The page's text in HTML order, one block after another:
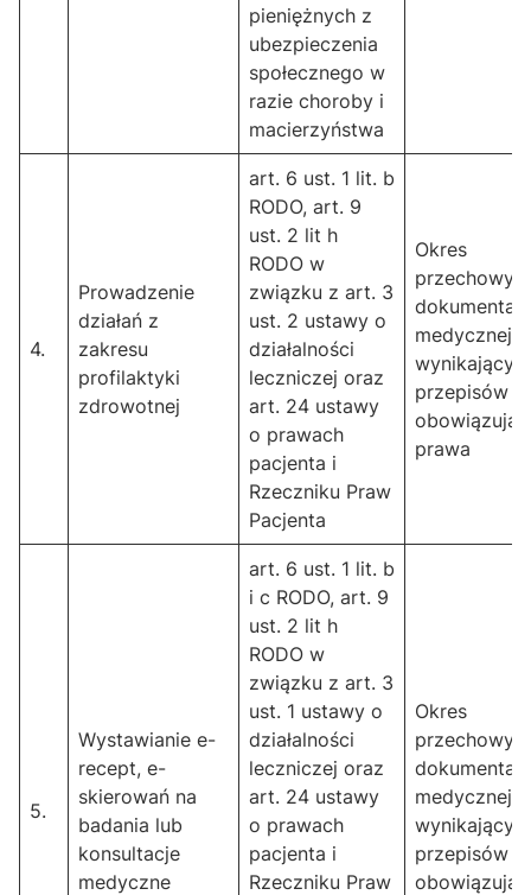
pieniężnych z
ubezpieczenia
społecznego w
razie choroby i
macierzyństwa
4.
Prowadzenie
działań z
zakresu
profilaktyki
zdrowotnej
art. 6 ust. 1 lit. b
RODO, art. 9
ust. 2 lit h
RODO w
związku z art. 3
ust. 2 ustawy o
działalności
leczniczej oraz
art. 24 ustawy
o prawach
pacjenta i
Rzeczniku Praw
Pacjenta
Okres
medycznej
wynikający z
przepisów
prawa
5.
Wystawianie e-
recept, e-
skierowań na
badania lub
konsultacje
medyczne
art. 6 ust. 1 lit. b
i c RODO, art. 9
ust. 2 lit h
RODO w
związku z art. 3
ust. 1 ustawy o
działalności
leczniczej oraz
art. 24 ustawy
o prawach
pacjenta i
Rzeczniku Praw
Okres
medycznej
wynikający z
przepisów